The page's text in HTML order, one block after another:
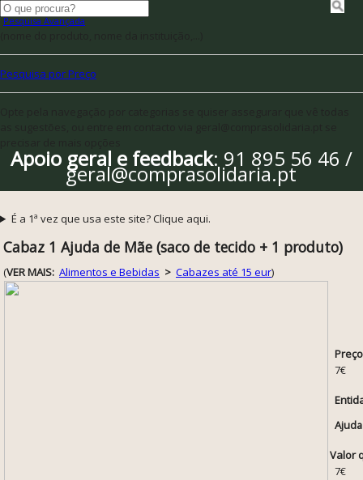
Pesquisa Avançada
Pesquisa por Preço
Apoio geral e feedback: 91 895 56 46 /
geral@comprasolidaria.pt
É a 1ª vez que usa este site? Clique aqui.
Cabaz 1 Ajuda de Mãe (saco de tecido + 1 produto)
(VER MAIS: Alimentos e Bebidas > Cabazes até 15 eur)
7€
Valor
7€